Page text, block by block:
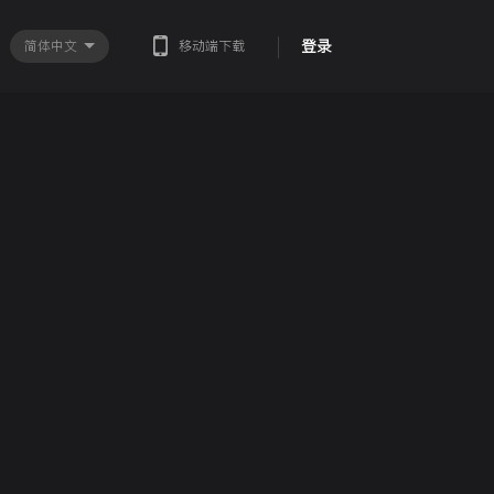
登录
移动端下载
简体中文